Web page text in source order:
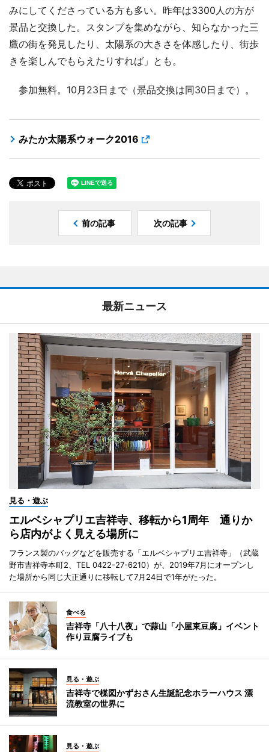
みにしてくださっている方も多い。昨年は3300人の方が
景品と交換した。スタンプを集めながら、知らなかった三
鷹の街を発見したり、太陽系の大きさを体感したり、街歩
きを楽しんでもらえたりすれば」とも。
参加無料。10月23日まで（景品交換は同30日まで）。
みたか太陽系ウォーク2016
前の記事 次の記事
最新ニュース
見る・遊ぶ
エルベシャプリエ吉祥寺、移転から1周年 通りか
ら店内がよく見える場所に
フランス製のバッグなどを販売する「エルベシャプリエ吉祥寺」（武蔵
野市吉祥寺本町2、TEL 0422-27-6210）が、2019年7月にオープンし
た場所から同じ大正通りに移転して7月24日で1年がたった。
食べる
吉祥寺「八十八夜」で蒜山「小屋束豆腐」イベント
作り豆腐ライブも
見る・遊ぶ
吉祥寺で楳図かずおさん生誕記念ホラーハウス 漂
流教室の世界に
見る・遊ぶ